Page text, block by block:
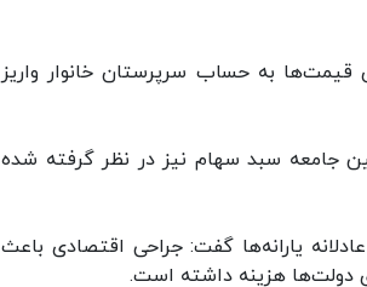
به حساب سرپرستان خانوار واریز
جامعه سبد سهام نیز در نظر گرفته شده
ساماندهی ارز ۴۲۰۰ تومانی و توزیع عادلانه یارانه‌ها گفت: جراحی اقتصادی باعث
دولت‌ها هزینه داشته است.